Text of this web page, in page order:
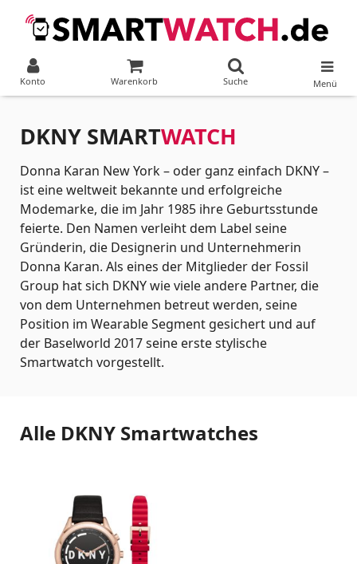
Konto Warenkorb Suche Menü
DKNY SMARTWATCH
Donna Karan New York – oder ganz einfach DKNY –
ist eine weltweit bekannte und erfolgreiche
Modemarke, die im Jahr 1985 ihre Geburtsstunde
feierte. Den Namen verleiht dem Label seine
Gründerin, die Designerin und Unternehmerin
Donna Karan. Als eines der Mitglieder der Fossil
Group hat sich DKNY wie viele andere Partner, die
von dem Unternehmen betreut werden, seine
Position im Wearable Segment gesichert und auf
der Baselworld 2017 seine erste stylische
Smartwatch vorgestellt.
Alle DKNY Smartwatches